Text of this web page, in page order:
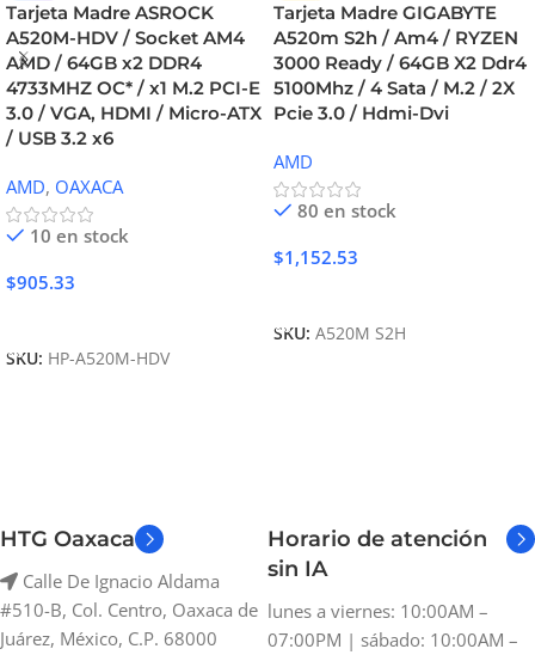
Tarjeta Madre ASROCK
A520M-HDV / Socket AM4
AMD / 64GB x2 DDR4
4733MHZ OC* / x1 M.2 PCI-E
3.0 / VGA, HDMI / Micro-ATX
/ USB 3.2 x6
AMD, OAXACA
10 en stock
$905.33
SKU: HP-A520M-HDV
Tarjeta Madre GIGABYTE
A520m S2h / Am4 / RYZEN
3000 Ready / 64GB X2 Ddr4
5100Mhz / 4 Sata / M.2 / 2X
Pcie 3.0 / Hdmi-Dvi
AMD
80 en stock
$1,152.53
SKU: A520M S2H
HTG Oaxaca
Calle De Ignacio Aldama
#510-B, Col. Centro, Oaxaca de
Juárez, México, C.P. 68000
Horario de atención
sin IA
lunes a viernes: 10:00AM –
07:00PM | sábado: 10:00AM –